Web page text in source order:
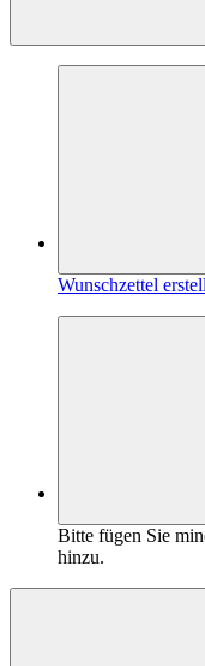
Wunschzettel
Bitte fügen Sie
hinzu.